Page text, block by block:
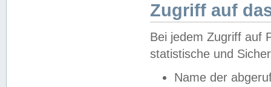
Zugriff auf
Bei jedem Zugriff auf
statistische und
Name der